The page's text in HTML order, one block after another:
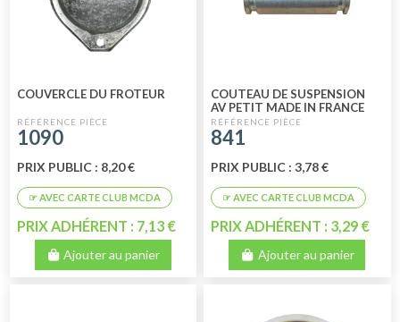
COUVERCLE DU FROTEUR
1090
PRIX PUBLIC : 8,20 €
PRIX ADHÉRENT : 7,13 €
Ajouter au panier
COUTEAU DE SUSPENSION
AV PETIT MADE IN FRANCE
841
PRIX PUBLIC : 3,78 €
PRIX ADHÉRENT : 3,29 €
Ajouter au panier